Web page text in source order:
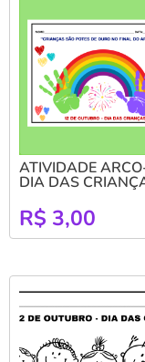
ATIVIDADE
DIA DAS
R$ 3,00